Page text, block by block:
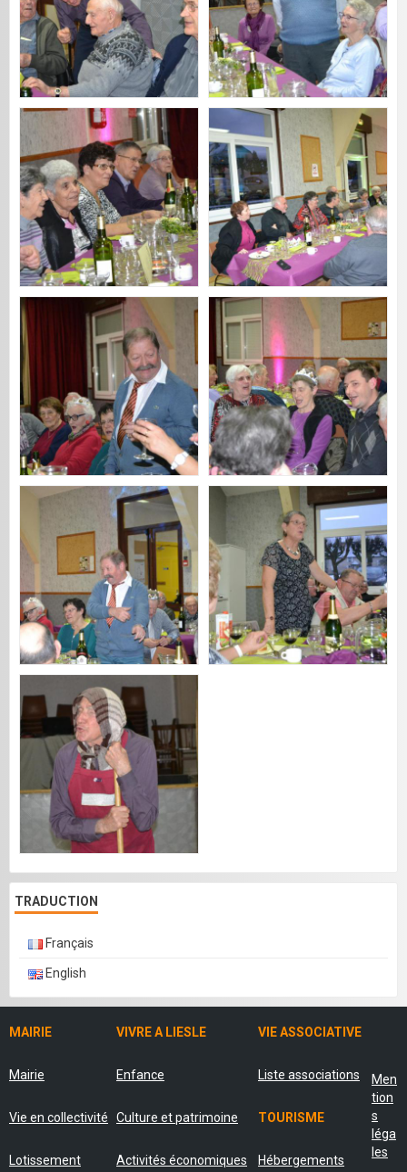
TRADUCTION
Français
English
MAIRIE VIVRE A LIESLE VIE ASSOCIATIVE
Mairie Enfance Liste associations
Vie en collectivité Culture et patrimoine TOURISME
Lotissement Activités économiques Hébergements
Men
tion
s
léga
les